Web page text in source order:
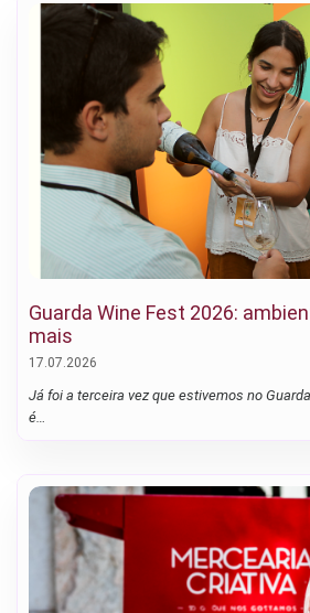
Guarda Wine Fest 2026:
mais
17.07.2026
Já foi a terceira vez que estivemos no
é…